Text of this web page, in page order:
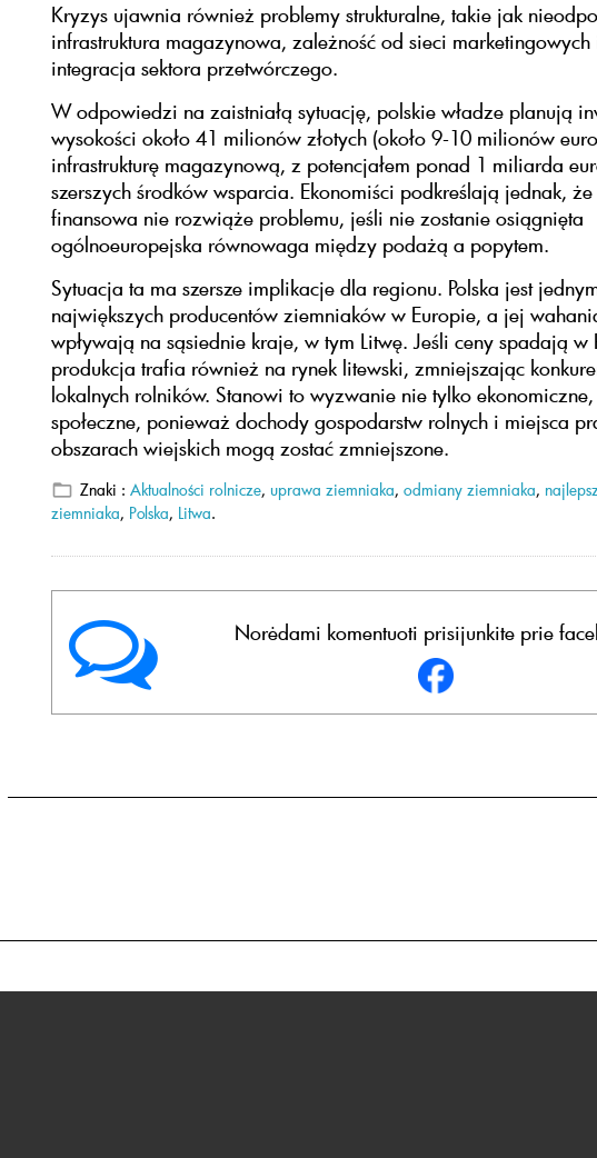
Kryzys ujawnia również problemy strukturalne, takie jak
infrastruktura magazynowa, zależność od sieci marketingowych
integracja sektora przetwórczego.
W odpowiedzi na zaistniałą sytuację, polskie władze planują
wysokości około 41 milionów złotych (około 9-10 milionów
infrastrukturę magazynową, z potencjałem ponad 1 miliarda
szerszych środków wsparcia. Ekonomiści podkreślają jednak,
finansowa nie rozwiąże problemu, jeśli nie zostanie osiągnięta
ogólnoeuropejska równowaga między podażą a popytem.
Sytuacja ta ma szersze implikacje dla regionu. Polska jest
największych producentów ziemniaków w Europie, a jej
wpływają na sąsiednie kraje, w tym Litwę. Jeśli ceny spadają w
produkcja trafia również na rynek litewski, zmniejszając
lokalnych rolników. Stanowi to wyzwanie nie tylko
społeczne, ponieważ dochody gospodarstw rolnych i miejsca
obszarach wiejskich mogą zostać zmniejszone.
Znaki : Aktualności rolnicze, uprawa ziemniaka, odmiany ziemniaka,
ziemniaka, Polska, Litwa.
Norėdami komentuoti prisijunkite prie